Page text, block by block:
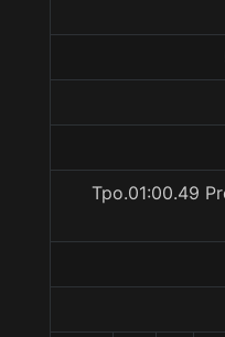
Tpo.01:00.49